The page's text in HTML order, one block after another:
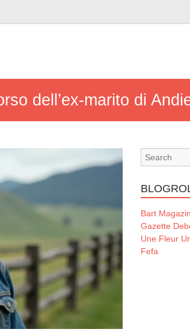
dell’ex-marito di
Bart
Gazette
Une Fleur
Fefa